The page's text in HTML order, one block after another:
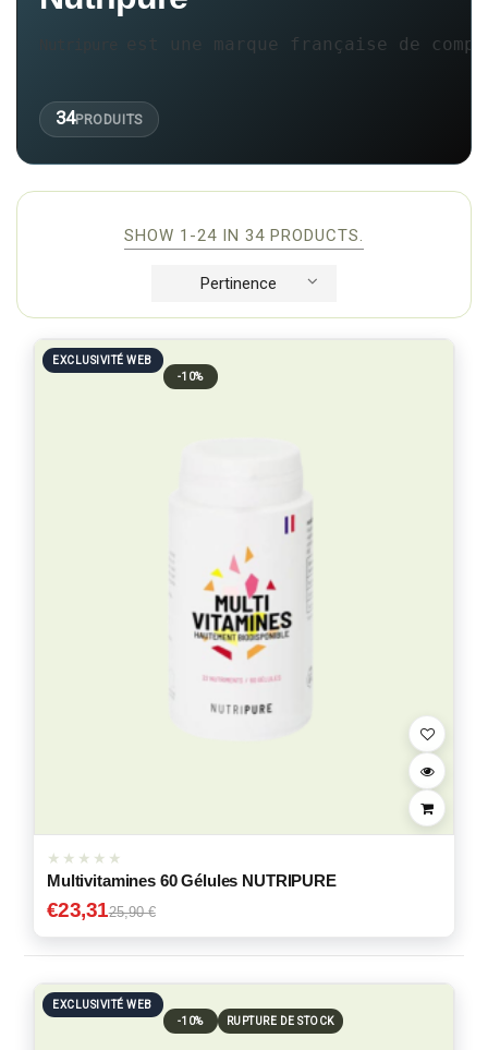
est une marque française de
34PRODUITS
SHOW 1-24 IN 34 PRODUCTS.
Pertinence
EXCLUSIVITÉ WEB
-10%
Multivitamines 60 Gélules NUTRIPURE
€23,3125,90 €
EXCLUSIVITÉ WEB
-10%
RUPTURE DE STOCK